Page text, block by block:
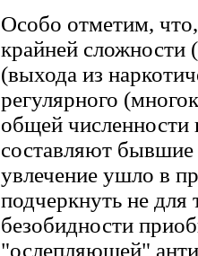
Особо отметим,
крайней сложности
(выхода из
регулярного
общей численности
составляют бывшие
увлечение ушло в
подчеркнуть не для
безобидности
"ослепляющей"